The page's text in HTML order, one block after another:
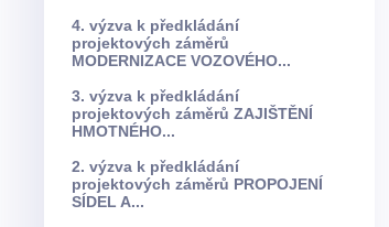
4. výzva k předkládání
projektových záměrů
MODERNIZACE VOZOVÉHO...
3. výzva k předkládání
projektových záměrů ZAJIŠTĚNÍ
HMOTNÉHO...
2. výzva k předkládání
projektových záměrů PROPOJENÍ
SÍDEL A...